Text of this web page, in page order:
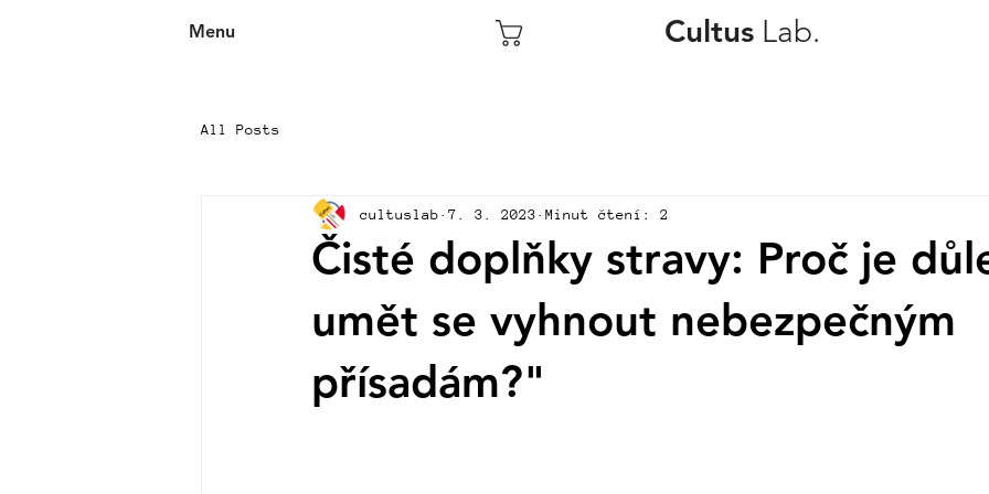
Menu CultusLab.
All Posts
Čisté doplňky stravy: Proč je
umět se vyhnout nebezpečným
přísadám?"
cultuslab 7. 3. 2023 Minut čtení: 2